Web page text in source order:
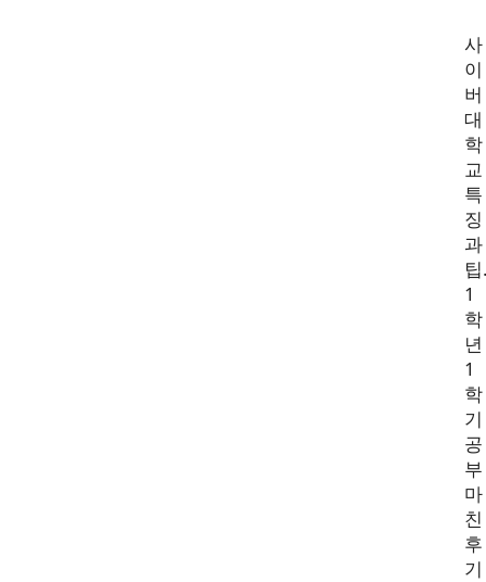
사
이
버
대
학
교
특
징
과
1
학
년
1
학
기
공
부
마
친
후
기